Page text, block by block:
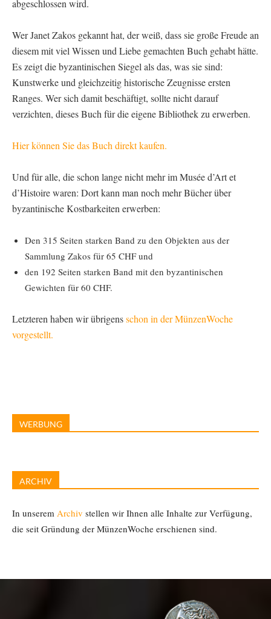
abgeschlossen wird.
Wer Janet Zakos gekannt hat, der weiß, dass sie große Freude an
diesem mit viel Wissen und Liebe gemachten Buch gehabt hätte.
Es zeigt die byzantinischen Siegel als das, was sie sind:
Kunstwerke und gleichzeitig historische Zeugnisse ersten
Ranges. Wer sich damit beschäftigt, sollte nicht darauf
verzichten, dieses Buch für die eigene Bibliothek zu erwerben.
Hier können Sie das Buch direkt kaufen.
Und für alle, die schon lange nicht mehr im Musée d’Art et
d’Histoire waren: Dort kann man noch mehr Bücher über
byzantinische Kostbarkeiten erwerben:
Den 315 Seiten starken Band zu den Objekten aus der
Sammlung Zakos für 65 CHF und
den 192 Seiten starken Band mit den byzantinischen
Gewichten für 60 CHF.
Letzteren haben wir übrigensschon in der MünzenWoche
vorgestellt.
WERBUNG
ARCHIV
In unserem Archiv stellen wir Ihnen alle Inhalte zur Verfügung,
die seit Gründung der MünzenWoche erschienen sind.